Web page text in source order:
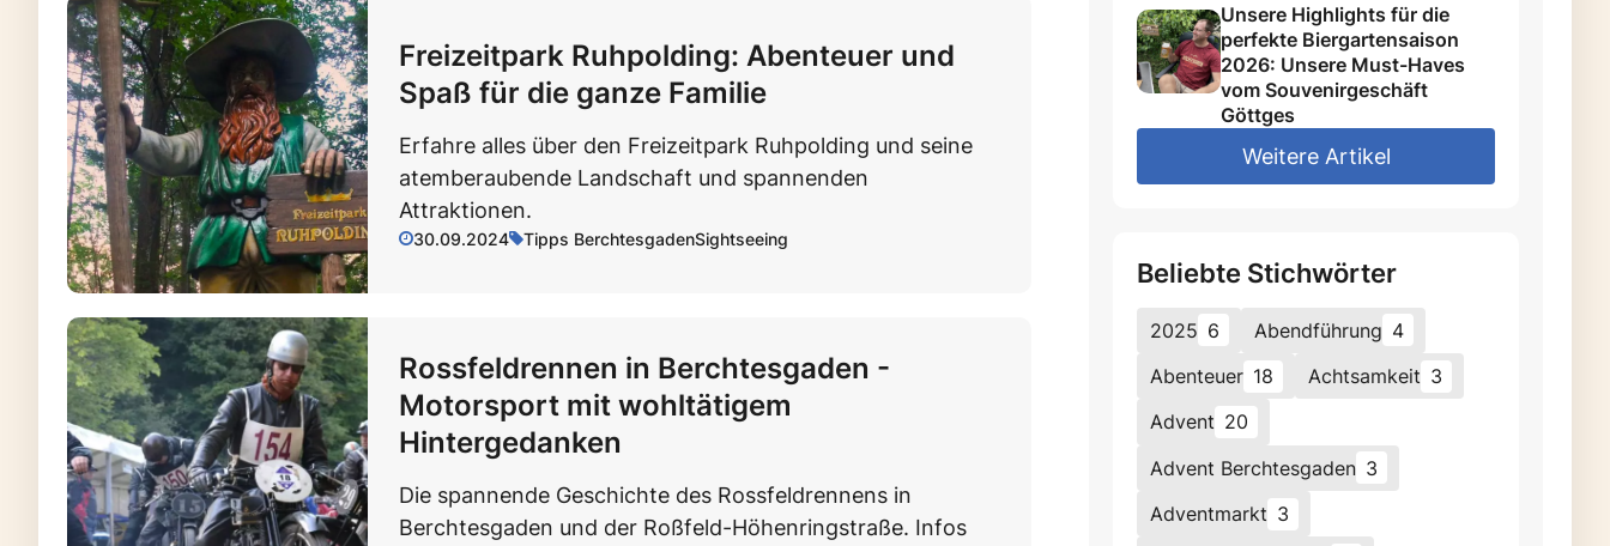
Freizeitpark Ruhpolding: Abenteuer und
Spaß für die ganze Familie
Erfahre alles über den Freizeitpark Ruhpolding und seine
atemberaubende Landschaft und spannenden
Attraktionen.
30.09.2024 Tipps BerchtesgadenSightseeing
Rossfeldrennen in Berchtesgaden -
Motorsport mit wohltätigem
Hintergedanken
Die spannende Geschichte des Rossfeldrennens in
Berchtesgaden und der Roßfeld-Höhenringstraße. Infos
Unsere Highlights für die
perfekte Biergartensaison
2026: Unsere Must-Haves
vom Souvenirgeschäft
Göttges
Weitere Artikel
Beliebte Stichwörter
2025 6 Abendführung 4
Abenteuer 18 Achtsamkeit 3
Advent 20
Advent Berchtesgaden 3
Adventmarkt 3